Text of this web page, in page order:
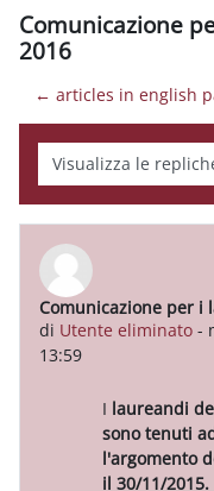
Comunicazione
2016
← articles in english
Modalità
Comunicazione per i
di Utente eliminato -
13:59
Numero di risposte: 0
I laureandi
sono tenuti
l'argomento
il 30/11/2015.